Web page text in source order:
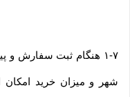
۱-۷ هنگام ثبت سفارش
شهر و میزان خرید